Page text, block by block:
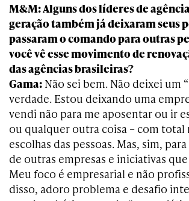
M&M: Alguns dos líderes de
geração também já deixaram seus
passaram o comando para outras
você vê esse movimento de
das agências brasileiras?
Gama: Não sei bem. Não deixei um
verdade. Estou deixando uma
vendi não para me aposentar ou ir
ou qualquer outra coisa – com total
escolhas das pessoas. Mas, sim,
de outras empresas e iniciativas
Meu foco é empresarial e não
disso, adoro problema e desafio